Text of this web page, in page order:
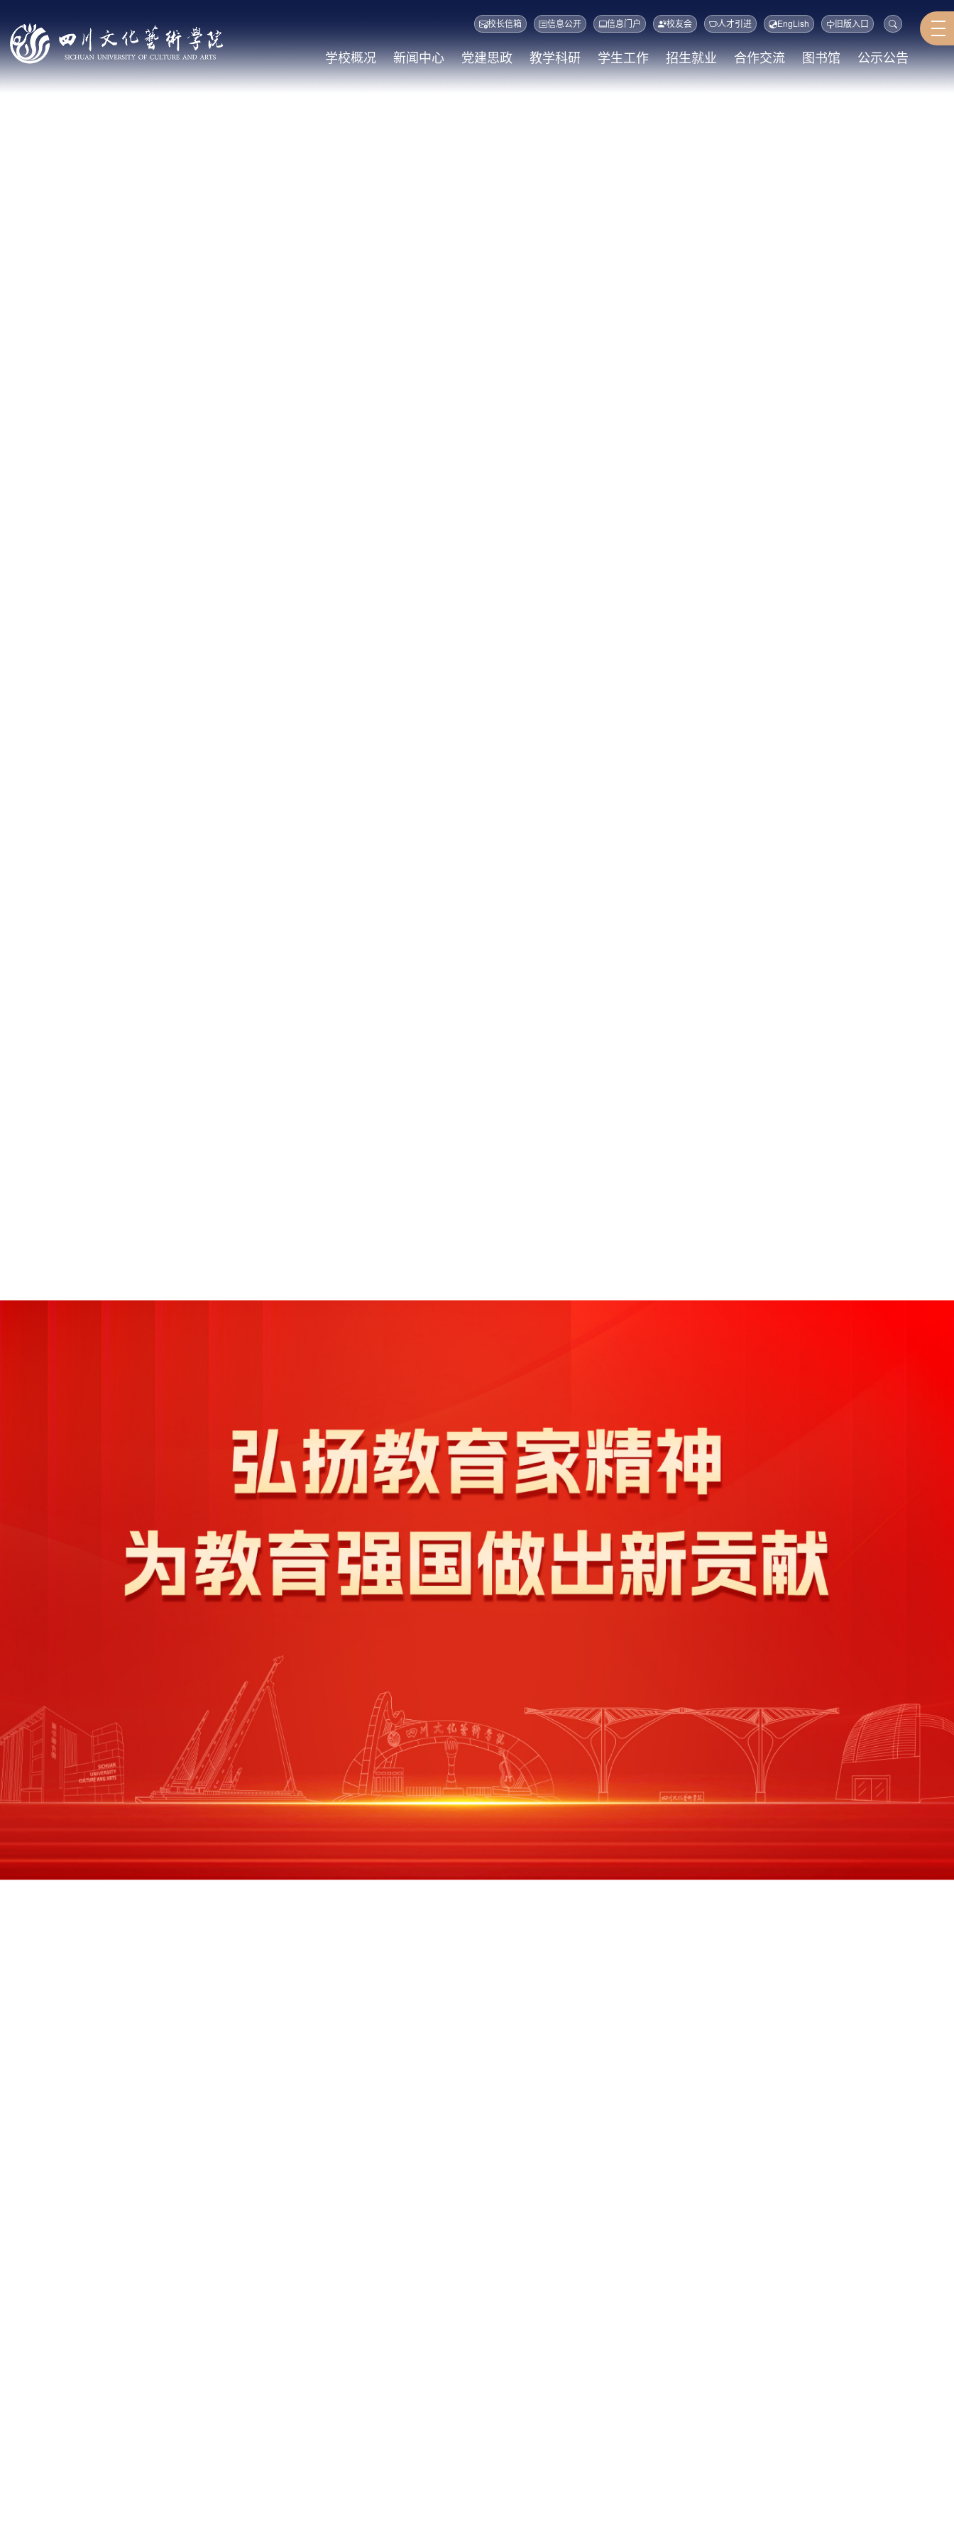
校长信箱 信息公开 信息门户 校友会 人才引进 EngLish 旧版入口
学校概况 新闻中心 党建思政 教学科研 学生工作 招生就业 合作交流 图书馆 公示公告